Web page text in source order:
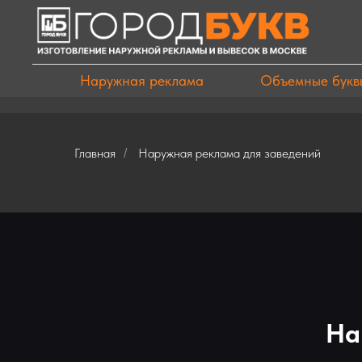
Наружная реклама Объемные
Главная / Наружная реклама для заведений